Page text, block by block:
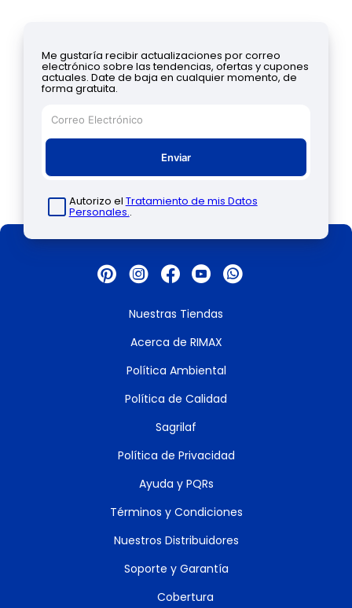
Me gustaría recibir actualizaciones por correo
electrónico sobre las tendencias, ofertas y cupones
actuales. Date de baja en cualquier momento, de
forma gratuita.
Enviar
Autorizo el Tratamiento de mis Datos
Personales..
Nuestras Tiendas
Acerca de RIMAX
Política Ambiental
Política de Calidad
Sagrilaf
Política de Privacidad
Ayuda y PQRs
Términos y Condiciones
Nuestros Distribuidores
Soporte y Garantía
Cobertura